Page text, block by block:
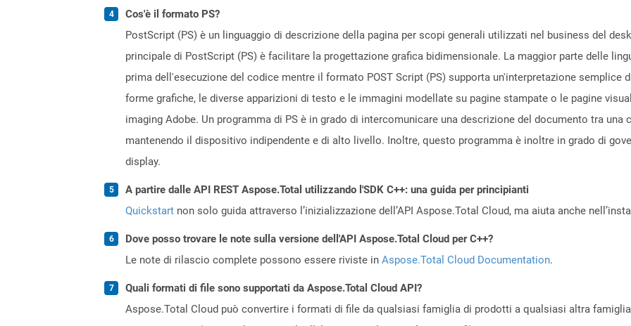
Cos'è il formato PS?
PostScript (PS) è un linguaggio di descrizione della pagina per scopi generali utilizzati nel business del
principale di PostScript (PS) è facilitare la progettazione grafica bidimensionale. La maggior parte delle
prima dell'esecuzione del codice mentre il formato POST Script (PS) supporta un'interpretazione semplice
forme grafiche, le diverse apparizioni di testo e le immagini modellate su pagine stampate o le pagine
imaging Adobe. Un programma di PS è in grado di intercomunicare una descrizione del documento tra
mantenendo il dispositivo indipendente e di alto livello. Inoltre, questo programma è inoltre in grado di
display.
A partire dalle API REST Aspose.Total utilizzando l'SDK C++: una guida per principianti
Quickstart non solo guida attraverso l’inizializzazione dell’API Aspose.Total Cloud, ma aiuta anche
Dove posso trovare le note sulla versione dell'API Aspose.Total Cloud per C++?
Le note di rilascio complete possono essere riviste in Aspose.Total Cloud Documentation.
Quali formati di file sono supportati da Aspose.Total Cloud API?
Aspose.Total Cloud può convertire i formati di file da qualsiasi famiglia di prodotti a qualsiasi altra famiglia